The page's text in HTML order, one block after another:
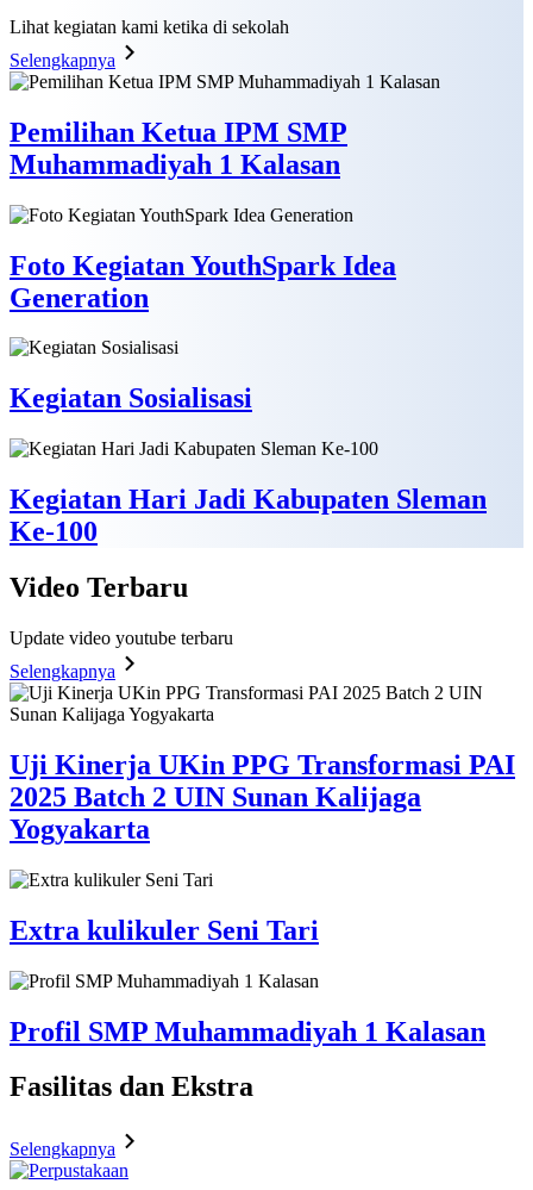
Lihat kegiatan kami ketika di sekolah
Selengkapnya
Pemilihan Ketua IPM SMP
Muhammadiyah 1 Kalasan
Foto Kegiatan YouthSpark Idea
Generation
Kegiatan Sosialisasi
Kegiatan Hari Jadi Kabupaten Sleman
Ke-100
Video Terbaru
Update video youtube terbaru
Selengkapnya
Uji Kinerja UKin PPG Transformasi PAI
2025 Batch 2 UIN Sunan Kalijaga
Yogyakarta
Extra kulikuler Seni Tari
Profil SMP Muhammadiyah 1 Kalasan
Fasilitas dan Ekstra
Selengkapnya